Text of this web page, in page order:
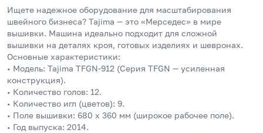
Ищете надежное оборудование для масштабирования
швейного бизнеса? Tajima — это «Мерседес» в мире
вышивки. Машина идеально подходит для сложной
вышивки на деталях кроя, готовых изделиях и шевронах.
Основные характеристики:
• Модель: Tajima TFGN-912 (Серия TFGN — усиленная
конструкция).
• Количество голов: 12.
• Количество игл (цветов): 9.
• Поле вышивки: 680 x 360 мм (широкое рабочее поле).
• Год выпуска: 2014.